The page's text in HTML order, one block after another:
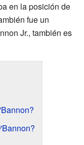
en la posición de
fue un
Jr., también es